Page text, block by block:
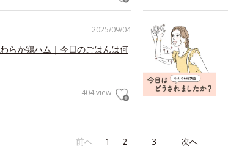
2025/09/04
らか鶏ハム｜今日のごはんは何
404 view
前へ 1 2 3 次へ